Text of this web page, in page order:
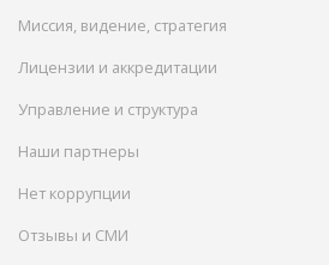
Миссия, видение, стратегия
Лицензии и аккредитации
Управление и структура
Наши партнеры
Нет коррупции
Отзывы и СМИ